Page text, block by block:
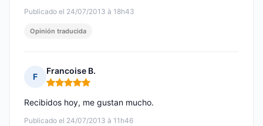
Publicado el 24/07/2013 à 18h43
Opinión traducida
F
Francoise B.
Nota: 5 de 5
Publicado el 24/07/2013 à 11h46
Recibidos hoy, me gustan mucho.